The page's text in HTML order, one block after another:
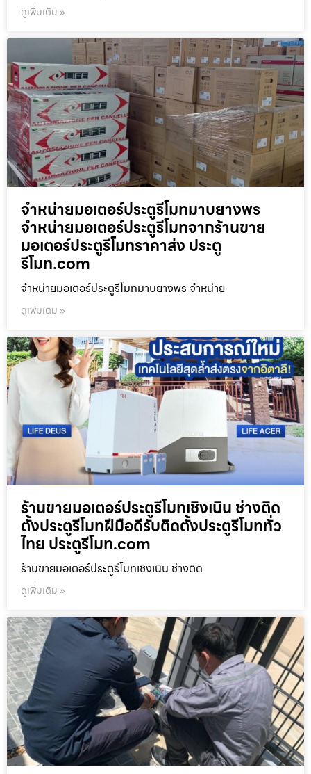
ดูเพิ่มเติม »
จำหน่ายมอเตอร์ประตูรีโมทมาบยางพร
จำหน่ายมอเตอร์ประตูรีโมทจากร้านขาย
มอเตอร์ประตูรีโมทราคาส่ง ประตู
รีโมท.com
จำหน่ายมอเตอร์ประตูรีโมทมาบยางพร จำหน่าย
ดูเพิ่มเติม »
ร้านขายมอเตอร์ประตูรีโมทเชิงเนิน ช่างติด
ตั้งประตูรีโมทฝีมือดีรับติดตั้งประตูรีโมททั่ว
ไทย ประตูรีโมท.com
ร้านขายมอเตอร์ประตูรีโมทเชิงเนิน ช่างติด
ดูเพิ่มเติม »